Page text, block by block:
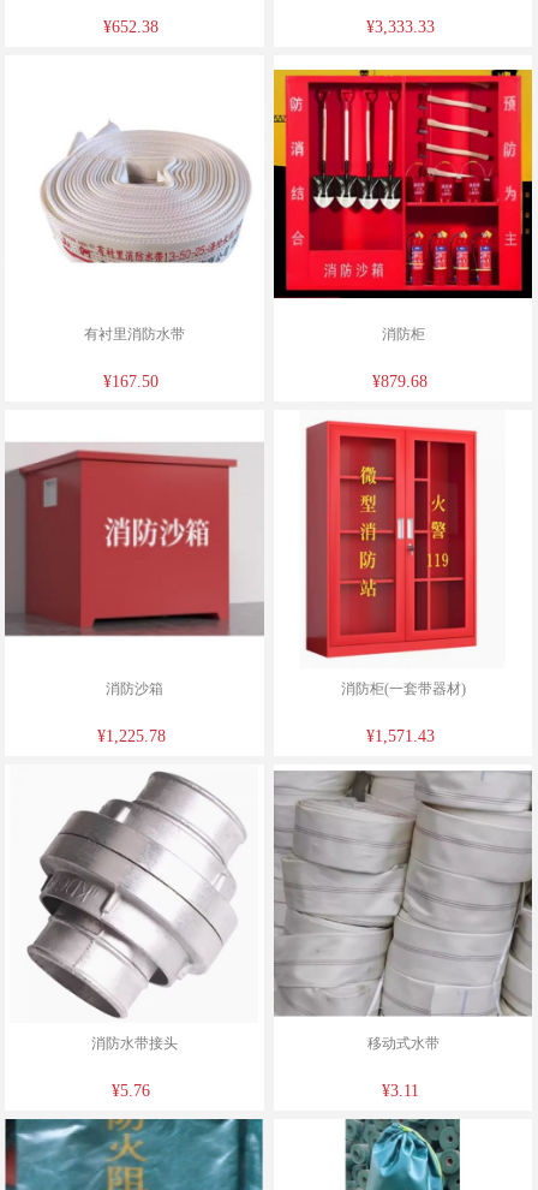
¥652.38 ¥3,333.33
有衬里消防水带
¥167.50
消防柜
¥879.68
消防沙箱
¥1,225.78
消防柜(一套带器材)
¥1,571.43
消防水带接头
¥5.76
移动式水带
¥3.11